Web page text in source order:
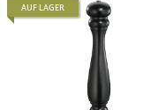
AUF LAGER